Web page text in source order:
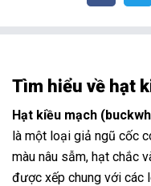
Tìm hiểu về hạt
Hạt kiều mạch
là một loại giả ngũ cốc
màu nâu sẫm, hạt chắc
được xếp chung với các